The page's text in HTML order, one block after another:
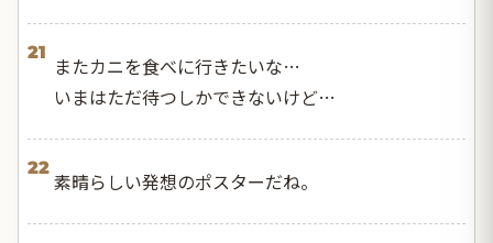
21
またカニを食べに行きたいな…
いまはただ待つしかできないけど…
22
素晴らしい発想のポスターだね。